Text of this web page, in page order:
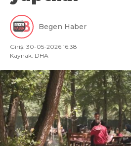
Begen Haber
Giriş: 30-05-2026 16:38
Kaynak: DHA